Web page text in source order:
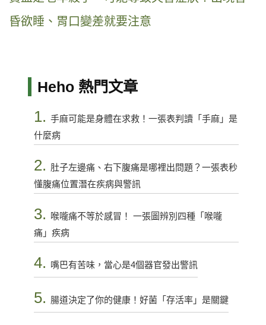
昏欲睡、胃口變差就要注意
Heho 熱門文章
1. 手麻可能是身體在求救！一張表判讀「手麻」是
什麼病
2. 肚子左邊痛、右下腹痛是哪裡出問題？一張表秒
懂腹痛位置潛在疾病與警訊
3.
喉嚨痛不等於感冒！ 一張圖辨別四種「喉嚨
痛」疾病
4. 嘴巴有苦味，當心是4個器官發出警訊
5. 腸道決定了你的健康！好菌「存活率」是關鍵